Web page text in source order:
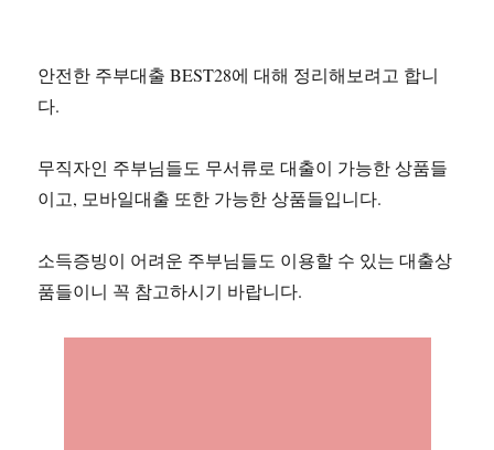
안전한 주부대출 BEST28에 대해 정리해보려고 합니
다.
무직자인 주부님들도 무서류로 대출이 가능한 상품들
이고, 모바일대출 또한 가능한 상품들입니다.
소득증빙이 어려운 주부님들도 이용할 수 있는 대출상
품들이니 꼭 참고하시기 바랍니다.